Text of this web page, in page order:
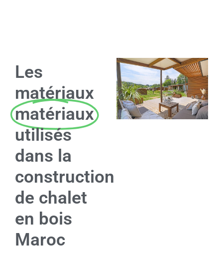
Les
matériaux
matériaux
utilisés
dans la
construction
de chalet
en bois
Maroc